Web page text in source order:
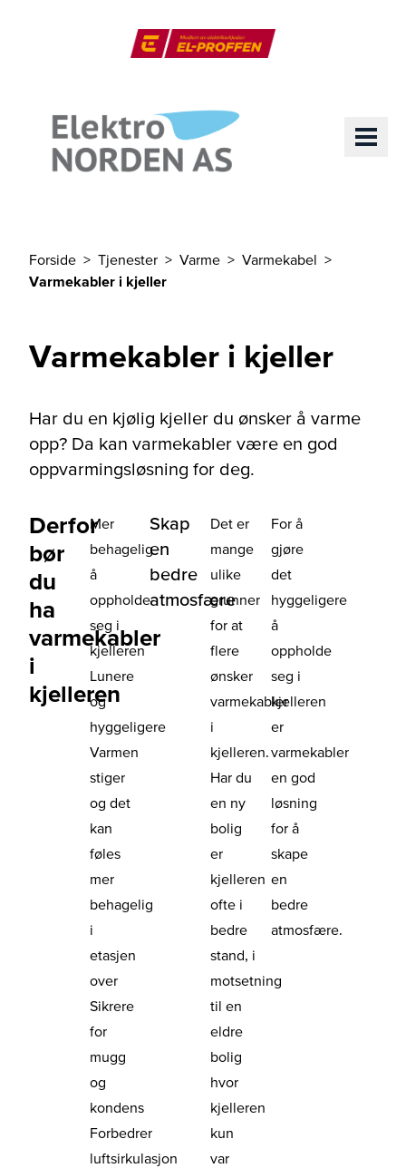
Du er her
Forside Tjenester Varme
Varmekabel
Varmekabler i kjeller
Varmekabler i kjeller
Har du en kjølig kjeller du ønsker å varme
opp? Da kan varmekabler være en god
oppvarmingsløsning for deg.
Derfor
bør
du
ha
varmekabler
i
kjelleren
Mer
behagelig
å
oppholde
seg i
kjelleren
Lunere
og
hyggeligere
Varmen
stiger
og det
kan
føles
mer
behagelig
i
etasjen
over
Sikrere
for
mugg
og
kondens
Forbedrer
luftsirkulasjon
Skap
en
bedre
atmosfære
Det er
mange
ulike
grunner
for at
flere
ønsker
varmekabler
i
kjelleren.
Har du
en ny
bolig
er
kjelleren
ofte i
bedre
stand, i
motsetning
til en
eldre
bolig
hvor
kjelleren
kun
var
For å
gjøre
det
hyggeligere
å
oppholde
seg i
kjelleren
er
varmekabler
en god
løsning
for å
skape
en
bedre
atmosfære.